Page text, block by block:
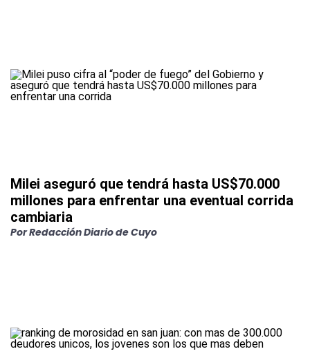
Milei aseguró que tendrá hasta US$70.000
millones para enfrentar una eventual corrida
cambiaria
PorRedacción Diario de Cuyo